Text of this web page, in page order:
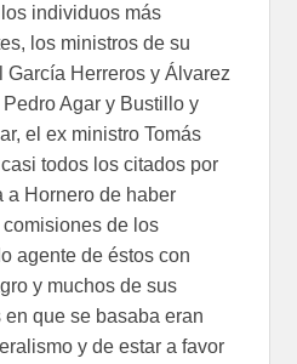
individuos más
los ministros de su
García Herreros y Álvarez
Agar y Bustillo y
el ex ministro Tomás
todos los citados por
a Hornero de haber
de los
agente de éstos con
y muchos de sus
que se basaba eran
y de estar a favor